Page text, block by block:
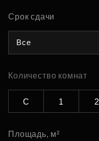
Срок сдачи
Все
Количество комнат
С 1 2
Площадь, м²